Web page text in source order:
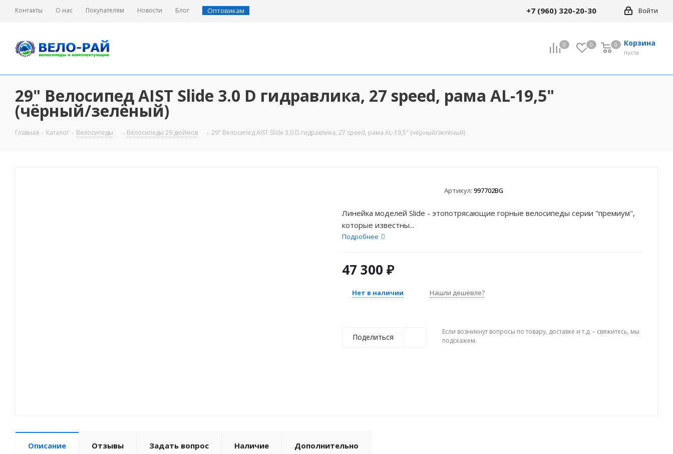
Контакты О нас Покупателям Новости Блог Оптовикам Войти
+7 (960) 320-20-30
0 0 Корзина
0
пуста
0
29" Велосипед AIST Slide 3.0 D гидравлика, 27 speed, рама AL-19,5"
(чёрный/зелёный)
Главная - Каталог - Велосипеды - Велосипеды 29 дюймов - 29" Велосипед AIST Slide 3.0 D гидравлика, 27 speed, рама AL-19,5" (чёрный/зелёный)
Артикул: 997702BG
Линейка моделей Slide - этопотрясающие горные велосипеды серии "премиум",
которые известны...
Подробнее
47 300 ₽
Нет в наличии Нашли дешевле?
Поделиться
Если возникнут вопросы по товару, доставке и т.д. – свяжитесь, мы
подскажем.
Описание Отзывы Задать вопрос Наличие Дополнительно